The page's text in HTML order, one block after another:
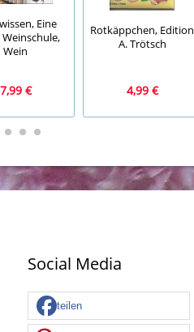
Eine
Wein
7,99 €
Rotkäppchen, Edition
A. Trötsch
4,99 €
Social Media
teilen